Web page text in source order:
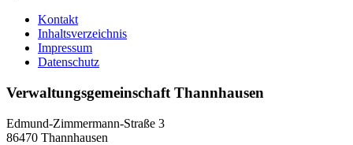
Kontakt
Inhaltsverzeichnis
Impressum
Datenschutz
Verwaltungsgemeinschaft Thannhausen
Edmund-Zimmermann-Straße 3
86470 Thannhausen